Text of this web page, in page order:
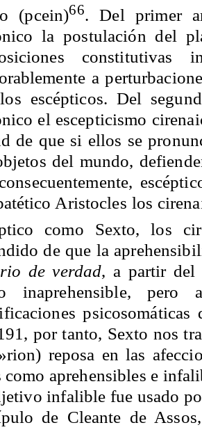
66. Del primer
la postulación del
constitutivas
a
escépticos. Del
el escepticismo
de que si ellos se
del mundo,
Aristocles los
como Sexto, los
de que la
de verdad, a partir del
inaprehensible,
por tanto, Sexto nos
reposa en las
como aprehensibles e
infalible fue usado
de Cleante de